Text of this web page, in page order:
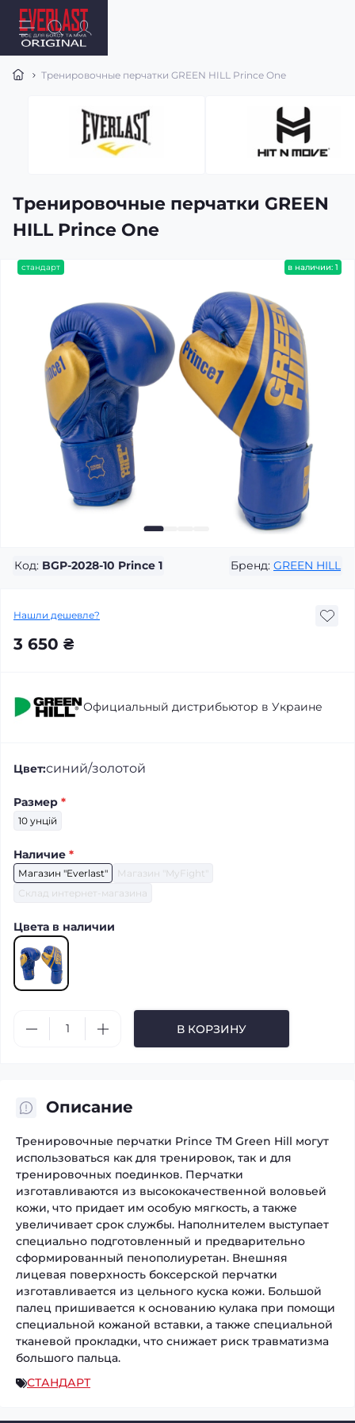
Тренировочные перчатки GREEN HILL Prince One
Тренировочные перчатки GREEN
HILL Prince One
стандарт в наличии: 1
Код: BGP-2028-10 Prince 1 Бренд: GREEN HILL
Нашли дешевле?
3 650 ₴
Официальный дистрибьютор в Украине
Цвет:синий/золотой
Размер *
10 унцій
Наличие *
Магазин "Everlast"
Магазин "MyFight"
Склад интернет-магазина
Цвета в наличии
В КОРЗИНУ
Описание
Тренировочные перчатки Prince ТМ Green Hill могут
использоваться как для тренировок, так и для
тренировочных поединков. Перчатки
изготавливаются из высококачественной воловьей
кожи, что придает им особую мягкость, а также
увеличивает срок службы. Наполнителем выступает
специально подготовленный и предварительно
сформированный пенополиуретан. Внешняя
лицевая поверхность боксерской перчатки
изготавливается из цельного куска кожи. Большой
палец пришивается к основанию кулака при помощи
специальной кожаной вставки, а также специальной
тканевой прокладки, что снижает риск травматизма
большого пальца.
СТАНДАРТ